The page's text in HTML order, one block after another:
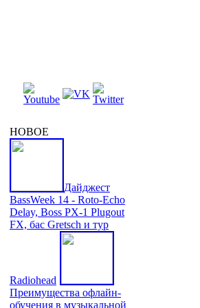
НОВОЕ
Дайджест
BassWeek 14 - Roto-Echo
Delay, Boss PX-1 Plugout
FX, бас Gretsch и тур
Radiohead
Преимущества офлайн-
обучения в музыкальной